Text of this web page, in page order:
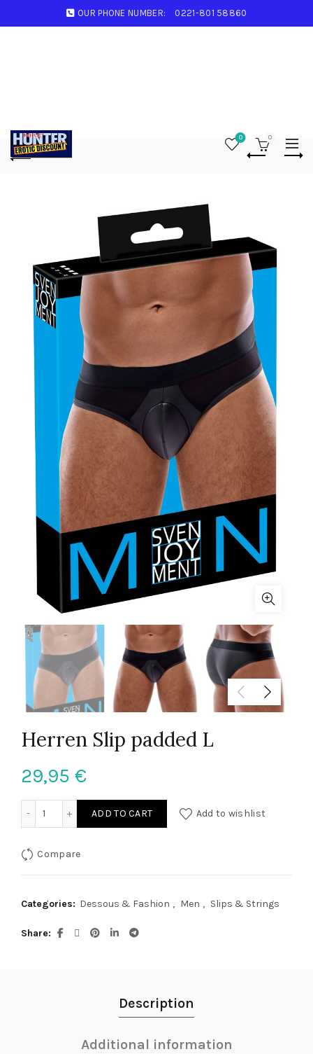
OUR PHONE NUMBER: 0221-801 58860
0 0
Herren Slip padded L
29,95 €
Herren Slip padded L quantity
ADD TO CART Add to wishlist
Compare
Categories: Dessous & Fashion , Men , Slips & Strings
Share
Description
Additional information